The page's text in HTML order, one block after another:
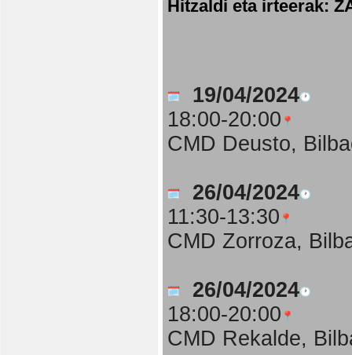
Hitzaldi eta irteerak:
19/04/2024
18:00-20:00
CMD Deusto,
26/04/2024
11:30-13:30
CMD Zorroza,
26/04/2024
18:00-20:00
CMD Rekalde,